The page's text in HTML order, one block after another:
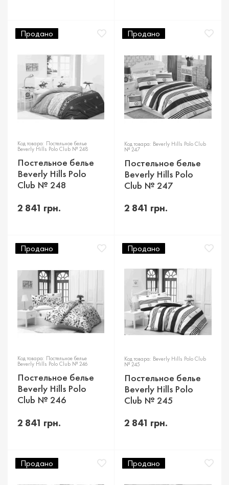
Продано
Код товара: Постельное белье
Beverly Hills Polo Club № 248
Постельное белье
Beverly Hills Polo
Club № 248
2 841 грн.
Продано
Код товара: Beverly Hills Polo Club
№ 247
Постельное белье
Beverly Hills Polo
Club № 247
2 841 грн.
Продано
Код товара: Постельное белье
Beverly Hills Polo Club № 246
Постельное белье
Beverly Hills Polo
Club № 246
2 841 грн.
Продано
Код товара: Beverly Hills Polo Club
№ 245
Постельное белье
Beverly Hills Polo
Club № 245
2 841 грн.
Продано Продано